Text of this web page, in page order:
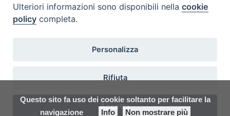
Questo sito fa uso dei cookie soltanto per facilitare la
navigazione
Info Non mostrare più
E-mail:
facebook
twitteryoutubeinstagram
flickr
Ulteriori informazioni sono disponibili nellacookie
policy completa.
Personalizza
Rifiuta
Accetta